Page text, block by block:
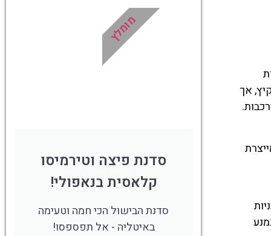
אך
לחצו פה!
סדנת פיצה וטירמיסו
קלאסית בנאפולי!
סדנת הבישול הכי חמה וטעימה
באיטליה - אל תפספסו!
מומלץ